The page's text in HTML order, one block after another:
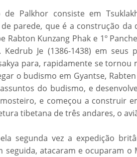
de Palkhor consiste em
parede, que é a construção
Rabton Kunzang Phak e 1º
Kedrub Je (1386-1438) em
para, rapidamente se tornou
o budismo em Gyantse,
do budismo, e
e começou a construir
tibetana de três andares, o
segunda vez a expedição
seguida, atacaram e ocuparam